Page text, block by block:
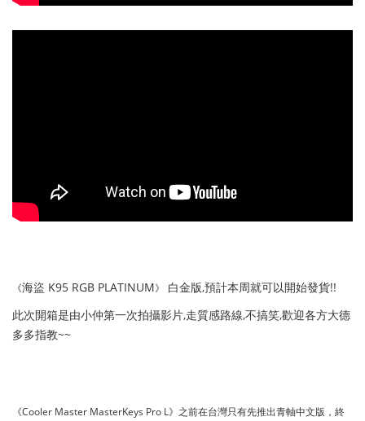
《海盜 K95 RGB PLATINUM》
白金版,預計本周就可以開始發貨!!
此次開箱是由小仲第一次拍攝影片,走質感路線,不搞笑,歡迎各方大德
多多指教~~
《Cooler Master MasterKeys Pro L》之前在台灣只有先推出青軸中文版，終